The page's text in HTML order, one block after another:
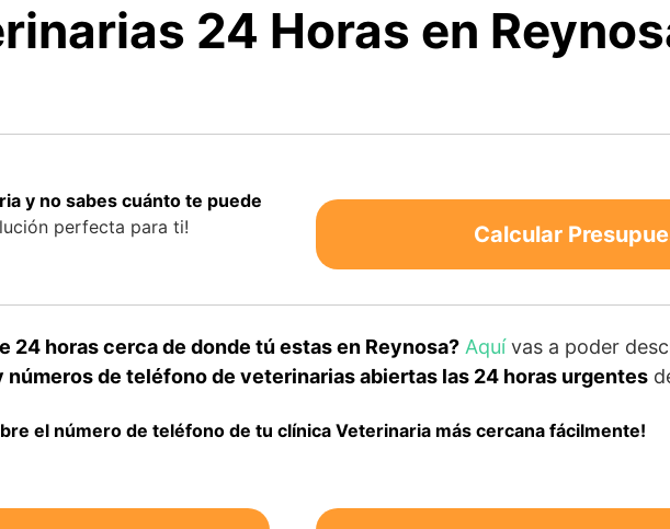
24 Horas en
y no sabes cuánto te puede
perfecta para ti! Calcular
24 horas cerca de donde tú estas en Reynosa? Aquívas a poder
números de teléfono de veterinarias abiertas las 24 horas urgentes
el número de teléfono de tu clínica Veterinaria más cercana fácilmente!